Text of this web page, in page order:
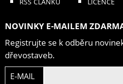
NOVINKY E-MAILEM
Registrujte se k odběru
dřevostaveb.
E-MAIL